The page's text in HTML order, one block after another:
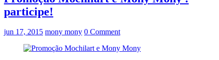
participe!
jun 17, 2015 mony mony 0 Comment